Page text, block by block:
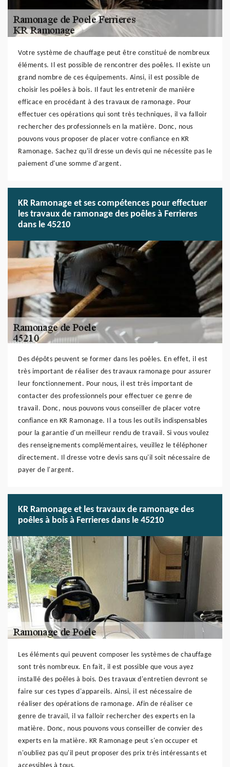
Votre système de chauffage peut être constitué de nombreux
éléments. Il est possible de rencontrer des poêles. Il existe un
grand nombre de ces équipements. Ainsi, il est possible de
choisir les poêles à bois. Il faut les entretenir de manière
efficace en procédant à des travaux de ramonage. Pour
effectuer ces opérations qui sont très techniques, il va falloir
rechercher des professionnels en la matière. Donc, nous
pouvons vous proposer de placer votre confiance en KR
Ramonage. Sachez qu'il dresse un devis qui ne nécessite pas le
paiement d'une somme d'argent.
KR Ramonage et ses compétences pour effectuer
les travaux de ramonage des poêles à Ferrieres
dans le 45210
Des dépôts peuvent se former dans les poêles. En effet, il est
très important de réaliser des travaux ramonage pour assurer
leur fonctionnement. Pour nous, il est très important de
contacter des professionnels pour effectuer ce genre de
travail. Donc, nous pouvons vous conseiller de placer votre
confiance en KR Ramonage. Il a tous les outils indispensables
pour la garantie d'un meilleur rendu de travail. Si vous voulez
des renseignements complémentaires, veuillez le téléphoner
directement. Il dresse votre devis sans qu'il soit nécessaire de
payer de l'argent.
KR Ramonage et les travaux de ramonage des
poêles à bois à Ferrieres dans le 45210
Les éléments qui peuvent composer les systèmes de chauffage
sont très nombreux. En fait, il est possible que vous ayez
installé des poêles à bois. Des travaux d'entretien devront se
faire sur ces types d'appareils. Ainsi, il est nécessaire de
réaliser des opérations de ramonage. Afin de réaliser ce
genre de travail, il va falloir rechercher des experts en la
matière. Donc, nous pouvons vous conseiller de convier des
experts en la matière. KR Ramonage peut s'en occuper et
n'oubliez pas qu'il peut proposer des prix très intéressants et